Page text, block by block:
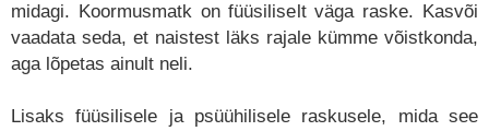
midagi. Koormusmatk on füüsiliselt väga raske. Kasvõi
vaadata seda, et naistest läks rajale kümme võistkonda,
aga lõpetas ainult neli.
Lisaks füüsilisele ja psüühilisele raskusele, mida see